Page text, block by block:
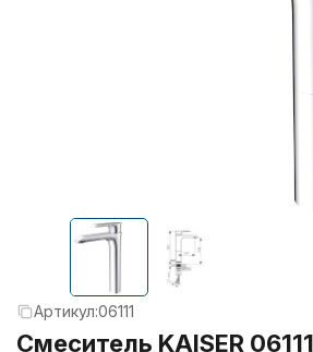
Артикул:06111
Смеситель KAISER